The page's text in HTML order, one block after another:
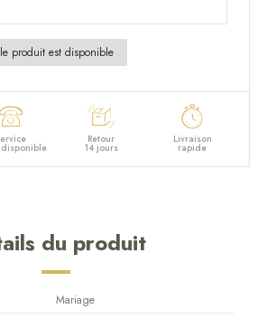
Retour
14 jours
Livraison
rapide
du produit
Mariage